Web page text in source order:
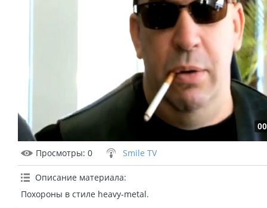
Просмотры: 0 Smile TV
Описание материала:
Похороны в стиле heavy-metal.